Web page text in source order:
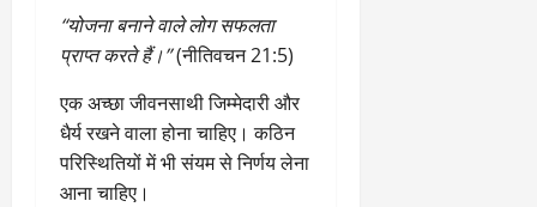
“योजना बनाने वाले लोग सफलता
प्राप्त करते हैं।”(नीतिवचन 21:5)
एक अच्छा जीवनसाथी जिम्मेदारी और
धैर्य रखने वाला होना चाहिए। कठिन
परिस्थितियों में भी संयम से निर्णय लेना
आना चाहिए।